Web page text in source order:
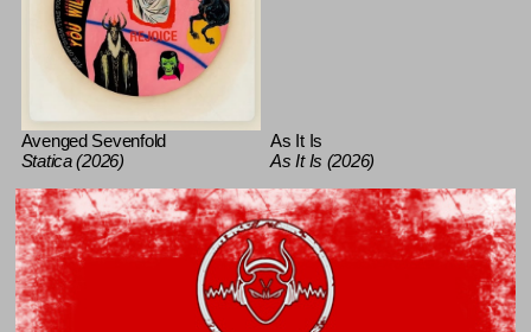
Avenged Sevenfold
Statica (2026)
As It Is
As It Is (2026)